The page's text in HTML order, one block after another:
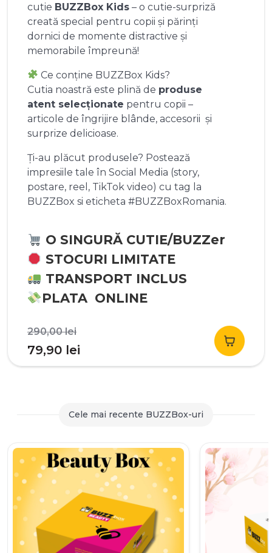
cutie BUZZBox Kids – o cutie-surpriză
creată special pentru copii și părinți
dornici de momente distractive și
memorabile împreună!
Ce conține BUZZBox Kids?
Cutia noastră este plină de produse
atent selecționate pentru copii –
articole de îngrijire blânde, accesorii și
surprize delicioase.
Ți-au plăcut produsele? Postează
impresiile tale în Social Media (story,
postare, reel, TikTok video) cu tag la
BUZZBox si eticheta #BUZZBoxRomania.
O SINGURĂ CUTIE/BUZZer
STOCURI LIMITATE
TRANSPORT INCLUS
PLATA ONLINE
290,00leiPrețul
inițial
a
290,00 lei.
79,90 lei
curent
79,90 lei.
Cele mai recente BUZZBox-uri